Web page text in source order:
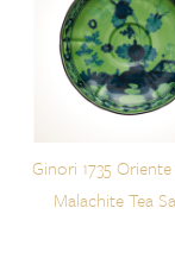
Ginori 1735
Malachite Tea